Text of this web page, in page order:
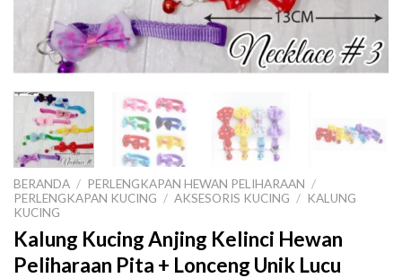
BERANDA / PERLENGKAPAN HEWAN PELIHARAAN /
PERLENGKAPAN KUCING / AKSESORIS KUCING / KALUNG
KUCING
Kalung Kucing Anjing Kelinci Hewan
Peliharaan Pita + Lonceng Unik Lucu